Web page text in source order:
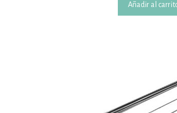
Añadir al